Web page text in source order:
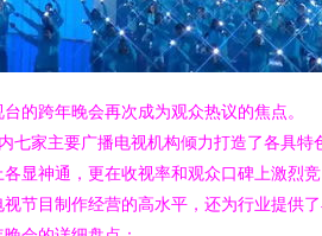
的跨年晚会再次成为观众热议的焦点。
七家主要广播电视机构倾力打造了各具特
显神通，更在收视率和观众口碑上激烈竞
节目制作经营的高水平，还为行业提供